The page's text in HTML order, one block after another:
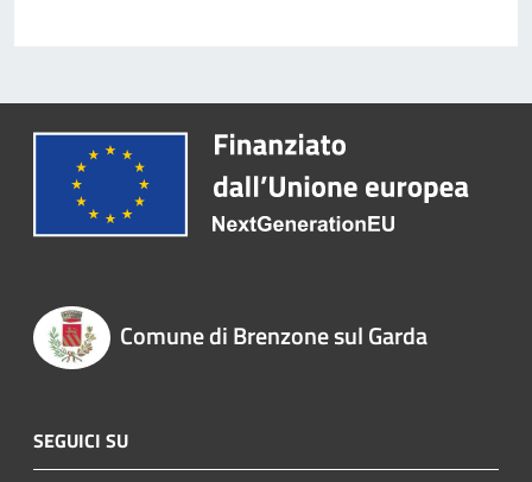
Comune di Brenzone sul Garda
SEGUICI SU